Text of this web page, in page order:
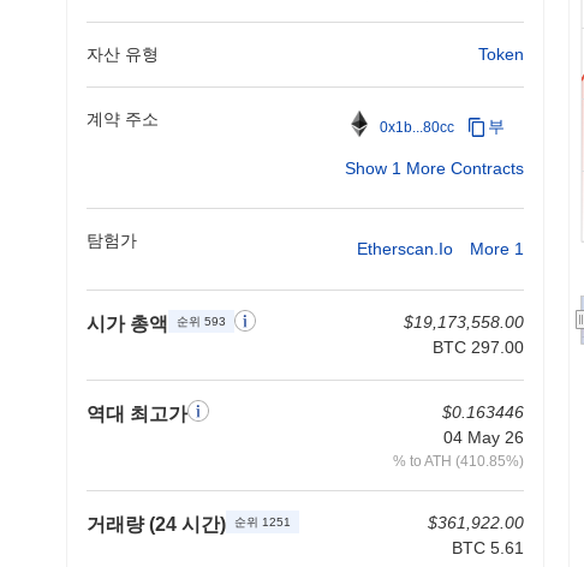
자산 유형 Token
계약 주소 0x1b...80cc 부
Show 1 More Contracts
탐험가 Etherscan.io More 1
시가 총액 순위 593
$19,173,558.00
BTC 297.00
역대 최고가
$0.163446
04 May 26
% to ATH (410.85%)
거래량 (24 시간) 순위 1251
$361,922.00
BTC 5.61